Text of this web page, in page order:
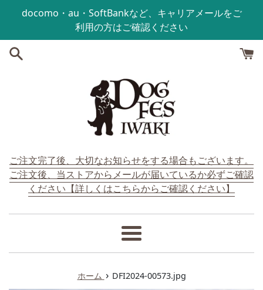
コンテンツにスキップする
docomo・au・SoftBankなど、キャリアメールをご
利用の方はご確認ください
ご注文完了後、大切なお知らせをする場合もございます。
ご注文後、当ストアからメールが届いているか必ずご確認
ください【詳しくはこちらからご確認ください】
メ
ニ
ー
ホーム › DFI2024-00573.jpg